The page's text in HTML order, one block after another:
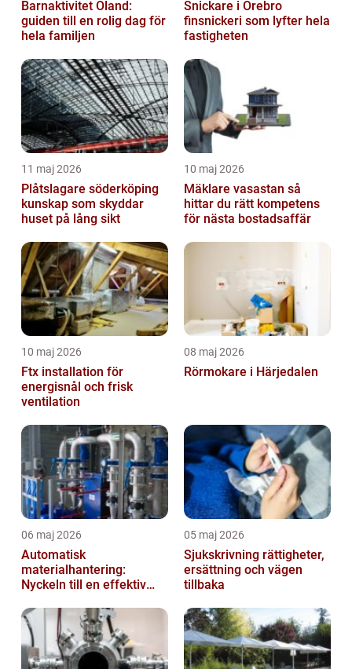
Barnaktivitet Öland:
guiden till en rolig dag för
hela familjen
Snickare i Örebro
finsnickeri som lyfter hela
fastigheten
11 maj 2026
Plåtslagare söderköping
kunskap som skyddar
huset på lång sikt
10 maj 2026
Mäklare vasastan så
hittar du rätt kompetens
för nästa bostadsaffär
10 maj 2026
Ftx installation för
energisnål och frisk
ventilation
08 maj 2026
Rörmokare i Härjedalen
06 maj 2026
Automatisk
materialhantering:
Nyckeln till en effektiv
05 maj 2026
Sjukskrivning rättigheter,
ersättning och vägen
tillbaka